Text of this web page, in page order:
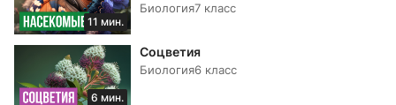
11 мин.
Биология7 класс
6 мин.
Соцветия
Биология6 класс